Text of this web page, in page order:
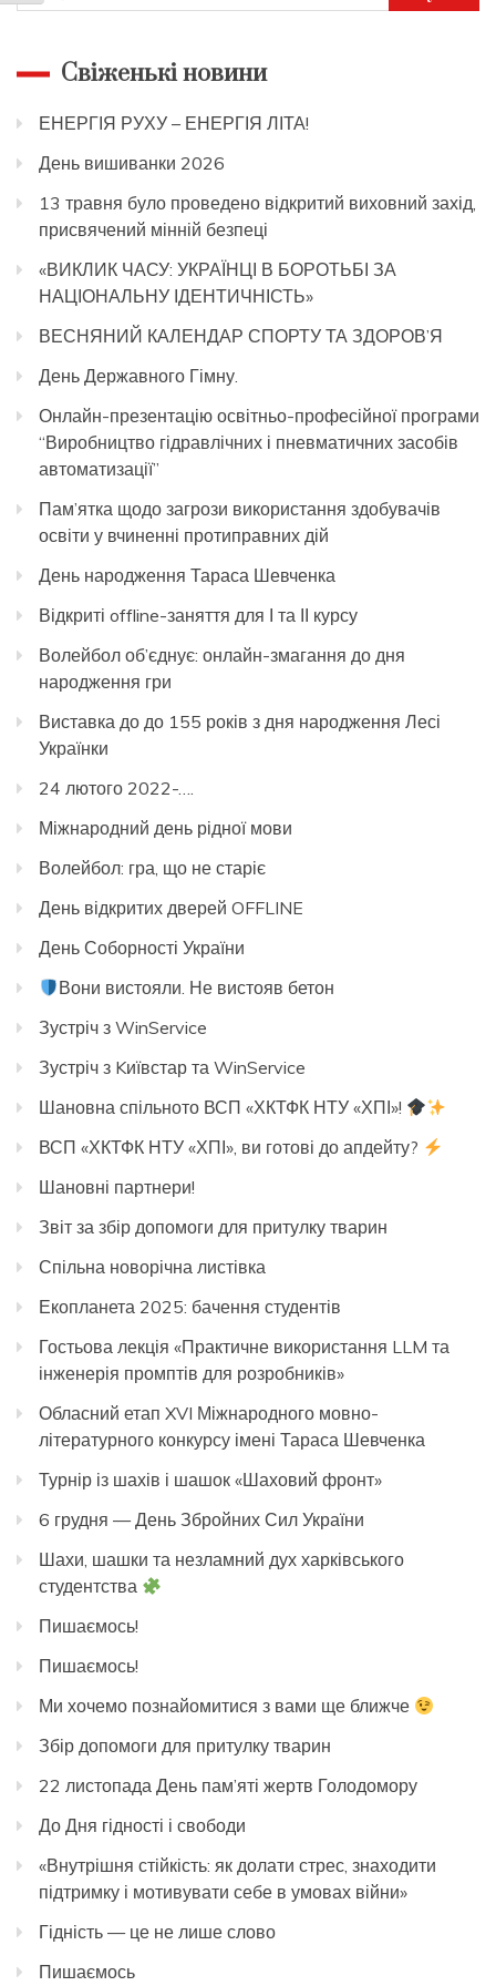
Свіженькі новини
ЕНЕРГІЯ РУХУ – ЕНЕРГІЯ ЛІТА!
День вишиванки 2026
13 травня було проведено відкритий виховний захід,
присвячений мінній безпеці
«ВИКЛИК ЧАСУ: УКРАЇНЦІ В БОРОТЬБІ ЗА
НАЦІОНАЛЬНУ ІДЕНТИЧНІСТЬ»
ВЕСНЯНИЙ КАЛЕНДАР СПОРТУ ТА ЗДОРОВ’Я
День Державного Гімну.
Онлайн-презентацію освітньо-професійної програми
“Виробництво гідравлічних і пневматичних засобів
автоматизації”
Пам’ятка щодо загрози використання здобувачів
освіти у вчиненні протиправних дій
День народження Тараса Шевченка
Відкриті offline-заняття для І та ІІ курсу
Волейбол об’єднує: онлайн-змагання до дня
народження гри
Виставка до до 155 років з дня народження Лесі
Українки
24 лютого 2022-….
Міжнародний день рідної мови
Волейбол: гра, що не старіє
День відкритих дверей OFFLINE
День Соборності України
Вони вистояли. Не вистояв бетон
Зустріч з WinService
Зустріч з Kиївстар та WinService
Шановна спільното ВСП «ХКТФК НТУ «ХПІ»!
ВСП «ХКТФК НТУ «ХПІ», ви готові до апдейту?
Шановні партнери!
Звіт за збір допомоги для притулку тварин
Спільна новорічна листівка
Екопланета 2025: бачення студентів
Гостьова лекція «Практичне використання LLM та
інженерія промптів для розробників»
Обласний етап XVI Міжнародного мовно-
літературного конкурсу імені Тараса Шевченка
Турнір із шахів і шашок «Шаховий фронт»
6 грудня — День Збройних Сил України
Шахи, шашки та незламний дух харківського
студентства
Пишаємось!
Пишаємось!
Ми хочемо познайомитися з вами ще ближче
Збір допомоги для притулку тварин
22 листопада День пам’яті жертв Голодомору
До Дня гідності і свободи
«Внутрішня стійкість: як долати стрес, знаходити
підтримку і мотивувати себе в умовах війни»
Гідність — це не лише слово
Пишаємось